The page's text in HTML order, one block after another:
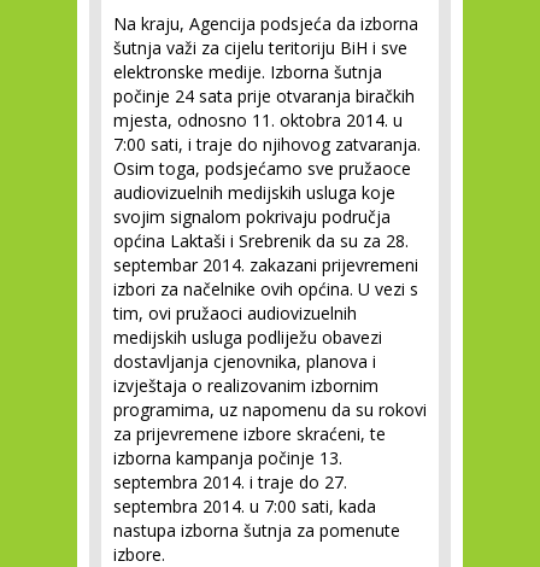
Na kraju, Agencija podsjeća da izborna
šutnja važi za cijelu teritoriju BiH i sve
elektronske medije. Izborna šutnja
počinje 24 sata prije otvaranja biračkih
mjesta, odnosno 11. oktobra 2014. u
7:00 sati, i traje do njihovog zatvaranja.
Osim toga, podsjećamo sve pružaoce
audiovizuelnih medijskih usluga koje
svojim signalom pokrivaju područja
općina Laktaši i Srebrenik da su za 28.
septembar 2014. zakazani prijevremeni
izbori za načelnike ovih općina. U vezi s
tim, ovi pružaoci audiovizuelnih
medijskih usluga podliježu obavezi
dostavljanja cjenovnika, planova i
izvještaja o realizovanim izbornim
programima, uz napomenu da su rokovi
za prijevremene izbore skraćeni, te
izborna kampanja počinje 13.
septembra 2014. i traje do 27.
septembra 2014. u 7:00 sati, kada
nastupa izborna šutnja za pomenute
izbore.